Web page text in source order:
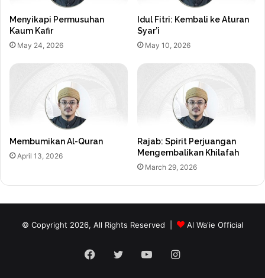
Menyikapi Permusuhan
Kaum Kafir
May 24, 2026
Idul Fitri: Kembali ke Aturan
Syar’i
May 10, 2026
Membumikan Al-Quran
April 13, 2026
Rajab: Spirit Perjuangan
Mengembalikan Khilafah
March 29, 2026
© Copyright 2026, All Rights Reserved | Al Wa'ie Official
Facebook
Twitter YouTubeInstagram